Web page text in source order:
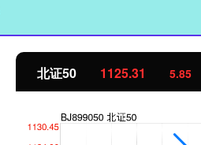
5.85 0.52%